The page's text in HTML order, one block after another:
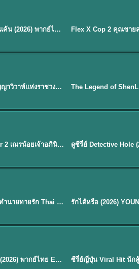
Reborn Rookie มือใหม่หัดแค้น (2026) พากย์ไทย ซับไทย EP.1-12 ★8
Royal Betrothal (2026) สัญญาวิวาห์แห่งราชวงศ์ พากย์ไทย ซับไทย EP1-32 ★8.5
EP.7Avatar The Last Airbender 2 เณรน้อยเจ้าอภินิหาร พากย์ไทย
ดูซีรีย์ Magic Move (2026) ทำนายทายรัก Thai EP.1-10 HD
EP.8ดูซีรี่ย์ Soul Mate โซล เมท (2026) พากย์ไทย EP.1-8 (จบ) ★7.9